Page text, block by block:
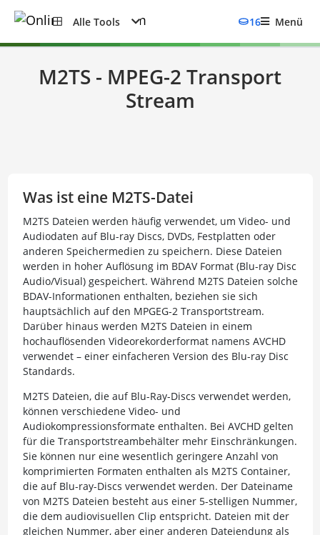
Alle Tools 16 Menü
M2TS - MPEG-2 Transport
Stream
Was ist eine M2TS-Datei
M2TS Dateien werden häufig verwendet, um Video- und
Audiodaten auf Blu-ray Discs, DVDs, Festplatten oder
anderen Speichermedien zu speichern. Diese Dateien
werden in hoher Auflösung im BDAV Format (Blu-ray Disc
Audio/Visual) gespeichert. Während M2TS Dateien solche
BDAV-Informationen enthalten, beziehen sie sich
hauptsächlich auf den MPGEG-2 Transportstream.
Darüber hinaus werden M2TS Dateien in einem
hochauflösenden Videorekorderformat namens AVCHD
verwendet – einer einfacheren Version des Blu-ray Disc
Standards.
M2TS Dateien, die auf Blu-Ray-Discs verwendet werden,
können verschiedene Video- und
Audiokompressionsformate enthalten. Bei AVCHD gelten
für die Transportstreambehälter mehr Einschränkungen.
Sie können nur eine wesentlich geringere Anzahl von
komprimierten Formaten enthalten als M2TS Container,
die auf Blu-ray-Discs verwendet werden. Der Dateiname
von M2TS Dateien besteht aus einer 5-stelligen Nummer,
die dem audiovisuellen Clip entspricht. Dateien mit der
gleichen Nummer, aber einer anderen Dateiendung als